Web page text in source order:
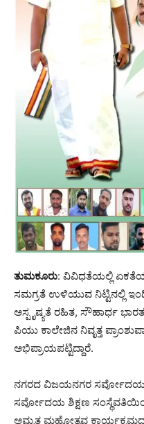
ತುಮಕೂರು: ವಿವಿಧತೆಯಲ್ಲಿ
ಸಮಗ್ರತೆ ಉಳಿಯುವ ನಿಟ್ಟಿನಲ್ಲಿ
ಅಸ್ಪೃಷ್ಯತೆ ರಹಿತ, ಸೌಹಾರ್ಧ
ಪಿಯು ಕಾಲೇಜಿನ ನಿವೃತ್ತ
ಅಭಿಪ್ರಾಯಪಟ್ಟಿದ್ದಾರೆ.
ನಗರದ ವಿಜಯನಗರ
ಸರ್ವೋದಯ ಶಿಕ್ಷಣ
ಅಮೃತ ಮಹೋತ್ಸವ